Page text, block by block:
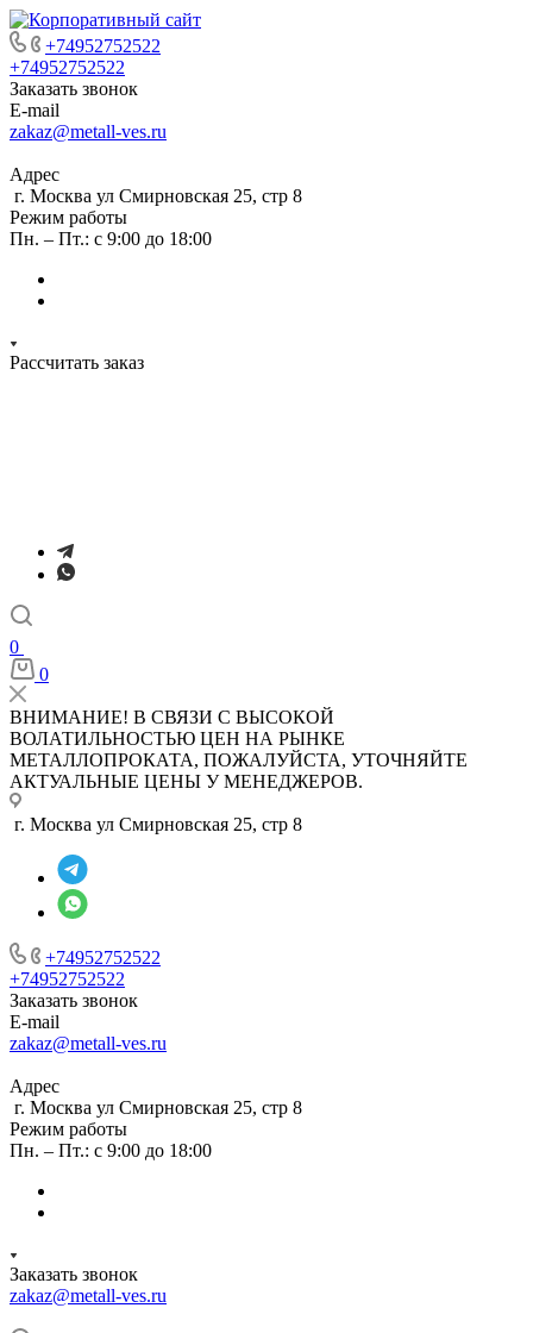
+74952752522
+74952752522
Заказать звонок
E-mail
zakaz@metall-ves.ru
Адрес
г. Москва ул Смирновская 25, стр 8
Режим работы
Пн. – Пт.: с 9:00 до 18:00
Рассчитать заказ
0
0
ВНИМАНИЕ! В СВЯЗИ С ВЫСОКОЙ
ВОЛАТИЛЬНОСТЬЮ ЦЕН НА РЫНКЕ
МЕТАЛЛОПРОКАТА, ПОЖАЛУЙСТА, УТОЧНЯЙТЕ
АКТУАЛЬНЫЕ ЦЕНЫ У МЕНЕДЖЕРОВ.
г. Москва ул Смирновская 25, стр 8
+74952752522
+74952752522
Заказать звонок
E-mail
zakaz@metall-ves.ru
Адрес
г. Москва ул Смирновская 25, стр 8
Режим работы
Пн. – Пт.: с 9:00 до 18:00
Заказать звонок
zakaz@metall-ves.ru